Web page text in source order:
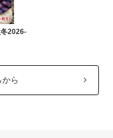
2026-
ら